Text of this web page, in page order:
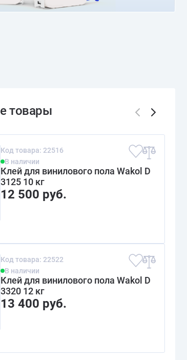
Код товара: 22516
В наличии
Клей для винилового пола Wakol D
3125 10 кг
12 500 руб.
Код товара: 22522
В наличии
Клей для винилового пола Wakol D
3320 12 кг
13 400 руб.